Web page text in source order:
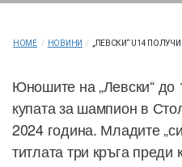
HOME / НОВИНИ / „ЛЕВСКИ“ U14
Юношите на „Левски“ до
купата за шампион в
2024 година. Младите
титлата три кръга